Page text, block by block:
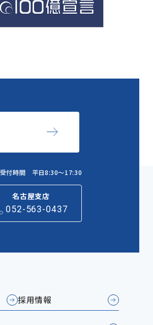
受付時間 平日8:30～17:30
名古屋支店
052-563-0437
採用情報